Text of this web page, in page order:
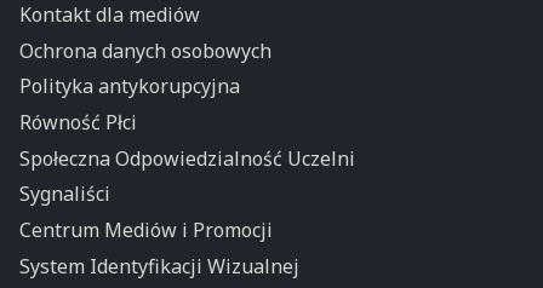
Kontakt dla mediów
Ochrona danych osobowych
Polityka antykorupcyjna
Równość Płci
Społeczna Odpowiedzialność Uczelni
Sygnaliści
Centrum Mediów i Promocji
System Identyfikacji Wizualnej